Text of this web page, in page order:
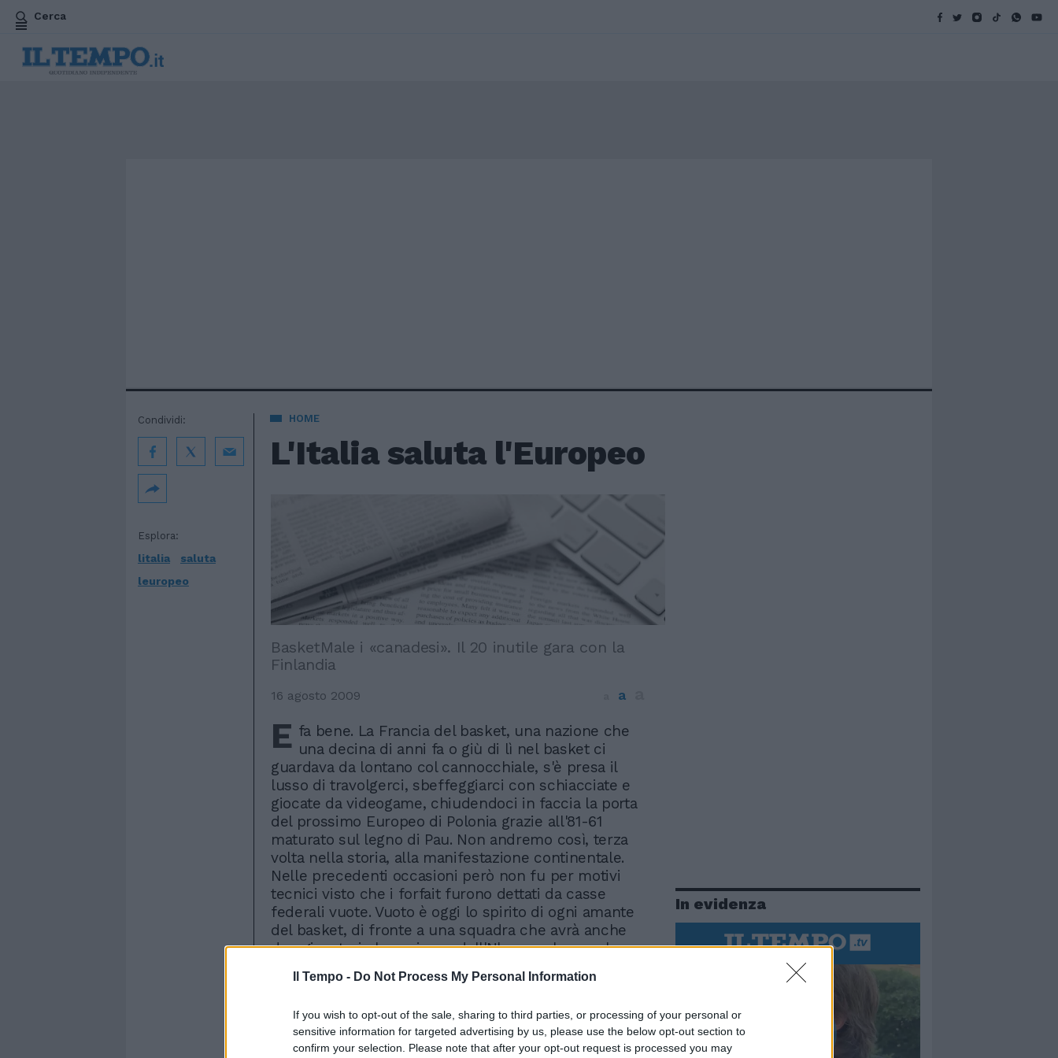
Il Tempo - Do Not Process My Personal Information
If you wish to opt-out of the sale, sharing to third parties, or processing of your personal or
sensitive information for targeted advertising by us, please use the below opt-out section to
confirm your selection. Please note that after your opt-out request is processed you may
Cerca
HOME
L'Italia saluta l'Europeo
Esplora:
litalia
saluta
leuropeo
Condividi:
BasketMale i «canadesi». Il 20 inutile gara con la
Finlandia
16 agosto 2009 a
E fa bene. La Francia del basket, una nazione che
una decina di anni fa o giù di lì nel basket ci
guardava da lontano col cannocchiale, s'è presa il
lusso di travolgerci, sbeffeggiarci con schiacciate e
giocate da videogame, chiudendoci in faccia la porta
del prossimo Europeo di Polonia grazie all'81-61
maturato sul legno di Pau. Non andremo così, terza
volta nella storia, alla manifestazione continentale.
Nelle precedenti occasioni però non fu per motivi
tecnici visto che i forfait furono dettati da casse
federali vuote. Vuoto è oggi lo spirito di ogni amante
del basket, di fronte a una squadra che avrà anche
due giocatori che arrivano dall'Nba ma che con la
pochezza già messa mostra nel girone di
problemino di differenza canestri mai chiarito...) con
la Bulgaria. Così l'Azzurra non solo saluta il torneo
In evidenza